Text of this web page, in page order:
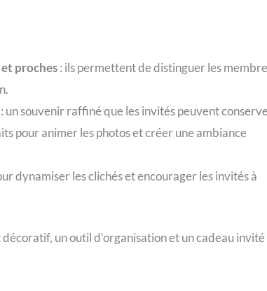
proches: ils permettent de distinguer les
: un souvenir raffiné que les invités peuvent
pour animer les photos et créer une ambiance
dynamiser les clichés et encourager les invités à
un outil d’organisation et un cadeau invité